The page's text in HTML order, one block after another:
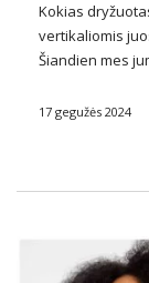
Kokias
vertikaliomis
Šiandien mes
17 gegužės 2024